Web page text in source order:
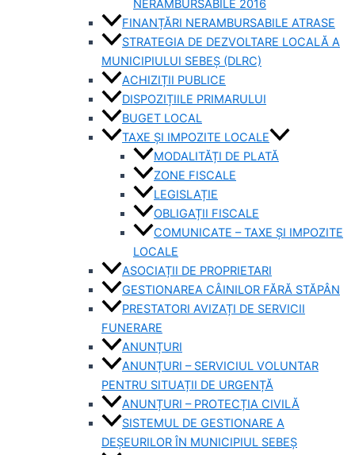
NERAMBURSABILE 2016
FINANȚĂRI NERAMBURSABILE ATRASE
STRATEGIA DE DEZVOLTARE LOCALĂ A
MUNICIPIULUI SEBEȘ (DLRC)
ACHIZIȚII PUBLICE
DISPOZIȚIILE PRIMARULUI
BUGET LOCAL
TAXE ȘI IMPOZITE LOCALE
MODALITĂȚI DE PLATĂ
ZONE FISCALE
LEGISLAȚIE
OBLIGAȚII FISCALE
COMUNICATE – TAXE ȘI IMPOZITE
LOCALE
ASOCIAȚII DE PROPRIETARI
GESTIONAREA CÂINILOR FĂRĂ STĂPÂN
PRESTATORI AVIZAȚI DE SERVICII
FUNERARE
ANUNȚURI
ANUNȚURI – SERVICIUL VOLUNTAR
PENTRU SITUAȚII DE URGENȚĂ
ANUNȚURI – PROTECȚIA CIVILĂ
SISTEMUL DE GESTIONARE A
DEȘEURILOR ÎN MUNICIPIUL SEBEȘ